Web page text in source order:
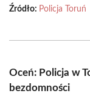
Źródło: Policja Toruń
Oceń: Policja w
bezdomności